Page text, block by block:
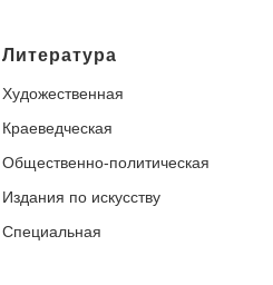
Литература
Художественная
Краеведческая
Общественно-политическая
Издания по искусству
Специальная